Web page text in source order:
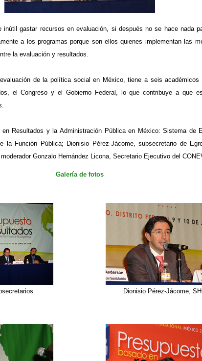
gastar recursos en evaluación, si después no se hace nada
a los programas porque son ellos quienes implementan las
la evaluación y resultados.
de la política social en México, tiene a seis académicos
el Congreso y el Gobierno Federal, lo que contribuye a que
Resultados y la Administración Pública en México: Sistema de
la Función Pública; Dionisio Pérez-Jácome, subsecretario de
Gonzalo Hernández Licona, Secretario Ejecutivo del
​Galería de fotos
Dionisio Pérez-Jácome,